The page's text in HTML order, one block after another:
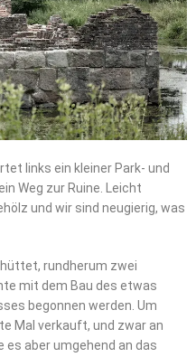
links ein kleiner Park- und
Weg zur Ruine. Leicht
und wir sind neugierig, was
rundherum zwei
mit dem Bau des etwas
begonnen werden. Um
Mal verkauft, und zwar an
es aber umgehend an das